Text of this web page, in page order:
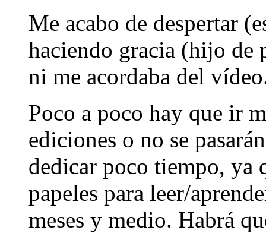
Me acabo de despertar
haciendo gracia (hijo
ni me acordaba del
Poco a poco hay que ir
ediciones o no se
dedicar poco tiempo, ya
papeles para leer/
meses y medio. Habrá